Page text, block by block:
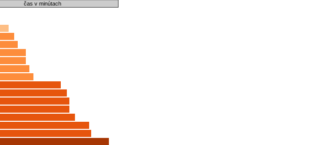
čas v minútach